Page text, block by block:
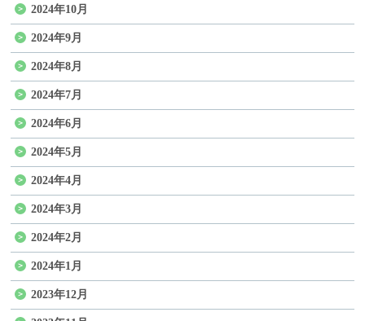
2024年10月
2024年9月
2024年8月
2024年7月
2024年6月
2024年5月
2024年4月
2024年3月
2024年2月
2024年1月
2023年12月